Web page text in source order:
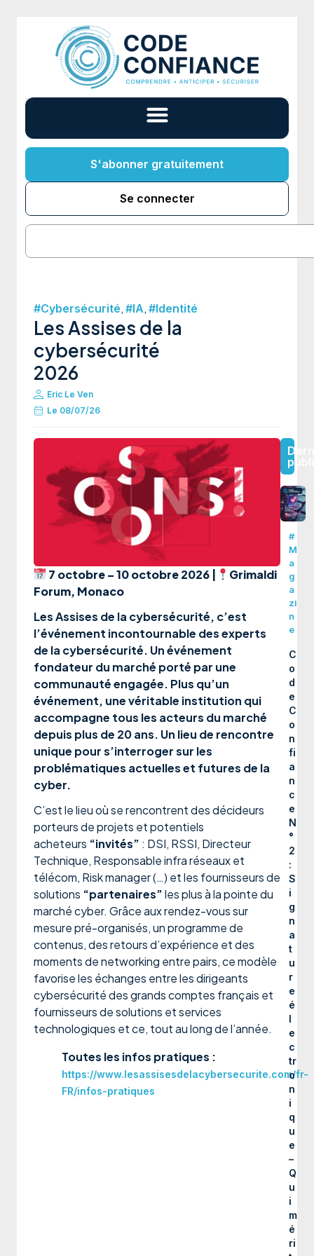
S'abonner gratuitement
Se connecter
#Cybersécurité, #IA, #Identité
Les Assises de la
cybersécurité
2026
Eric Le Ven
Le 08/07/26
7 octobre – 10 octobre 2026 |
Grimaldi
Forum, Monaco
Les Assises de la cybersécurité, c’est
l’événement incontournable des experts
de la cybersécurité. Un événement
fondateur du marché porté par une
communauté engagée. Plus qu’un
événement, une véritable institution qui
accompagne tous les acteurs du marché
depuis plus de 20 ans. Un lieu de rencontre
unique pour s’interroger sur les
problématiques actuelles et futures de la
cyber.
C’est le lieu où se rencontrent des décideurs
porteurs de projets et potentiels
acheteurs “invités” : DSI, RSSI, Directeur
Technique, Responsable infra réseaux et
télécom, Risk manager (…) et les fournisseurs de
solutions “partenaires”les plus à la pointe du
marché cyber. Grâce aux rendez-vous sur
mesure pré-organisés, un programme de
contenus, des retours d’expérience et des
moments de networking entre pairs, ce modèle
favorise les échanges entre les dirigeants
cybersécurité des grands comptes français et
fournisseurs de solutions et services
technologiques et ce, tout au long de l’année.
Toutes les infos pratiques :
https://www.lesassisesdelacybersecurite.com/fr-
FR/infos-pratiques
#
M
a
g
a
zi
n
e
C
o
d
e
C
o
n
fi
a
n
c
e
N
°
2
:
S
i
g
n
a
t
u
r
e
é
l
e
c
tr
o
n
i
q
u
e
–
Q
u
i
m
é
ri